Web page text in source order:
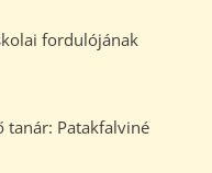
fordulójának
tanár: Patakfalviné